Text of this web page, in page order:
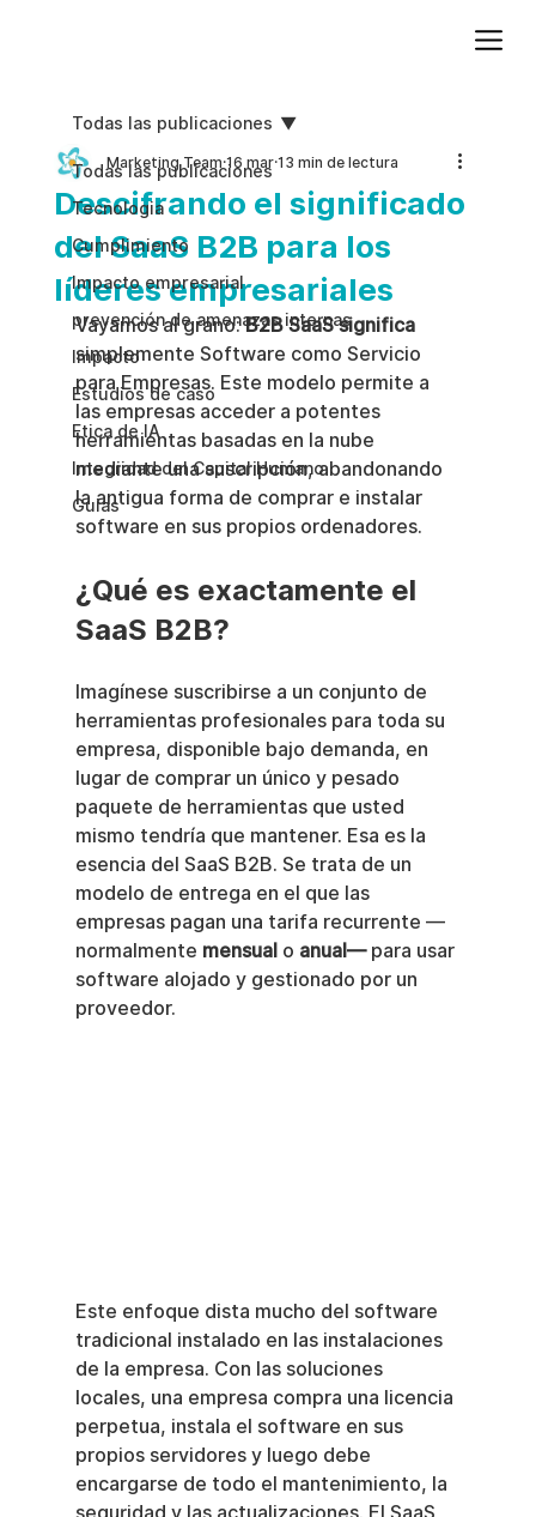
Todas las publicaciones
Tecnologia
Cumplimiento
Impacto empresarial
prevención de amenazas internas
Impacto
Estudios de caso
Etica de IA
Integridad del Capital Humano
Guias
Todas las publicaciones
Descifrando el significado
del SaaS B2B para los
líderes empresariales
Marketing Team 16 mar 13 min de lectura
Vayamos al grano: B2B SaaS significa
simplemente Software como Servicio
para Empresas. Este modelo permite a
las empresas acceder a potentes
herramientas basadas en la nube
mediante una suscripción, abandonando
la antigua forma de comprar e instalar
software en sus propios ordenadores.
¿Qué es exactamente el
SaaS B2B?
Imagínese suscribirse a un conjunto de
herramientas profesionales para toda su
empresa, disponible bajo demanda, en
lugar de comprar un único y pesado
paquete de herramientas que usted
mismo tendría que mantener. Esa es la
esencia del SaaS B2B. Se trata de un
modelo de entrega en el que las
empresas pagan una tarifa recurrente —
normalmente mensual o anual— para usar
software alojado y gestionado por un
proveedor.
Este enfoque dista mucho del software
tradicional instalado en las instalaciones
de la empresa. Con las soluciones
locales, una empresa compra una licencia
perpetua, instala el software en sus
propios servidores y luego debe
encargarse de todo el mantenimiento, la